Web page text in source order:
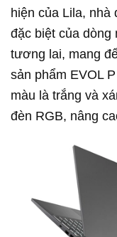
hiện của Lila,
đặc biệt của
tương lai, mang
sản phẩm EVOL
màu là trắng và
đèn RGB, nâng